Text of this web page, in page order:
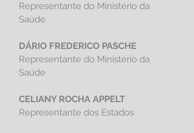
Representante do Ministério da
Saúde
DÁRIO FREDERICO PASCHE
Representante do Ministério da
Saúde
CELIANY ROCHA APPELT
Representante dos Estados